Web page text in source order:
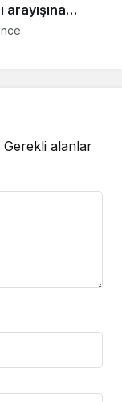
arayışına
Gerekli alanlar